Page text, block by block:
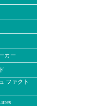
カー
ファクト